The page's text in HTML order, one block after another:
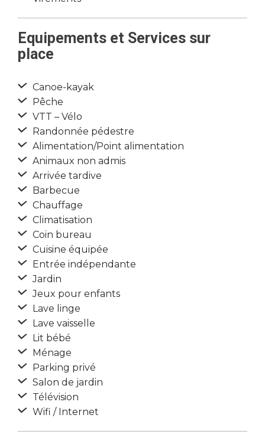
Equipements et Services sur
place
Canoe-kayak
Pêche
VTT – Vélo
Randonnée pédestre
Alimentation/Point alimentation
Animaux non admis
Arrivée tardive
Barbecue
Chauffage
Climatisation
Coin bureau
Cuisine équipée
Entrée indépendante
Jardin
Jeux pour enfants
Lave linge
Lave vaisselle
Lit bébé
Ménage
Parking privé
Salon de jardin
Télévision
Wifi / Internet